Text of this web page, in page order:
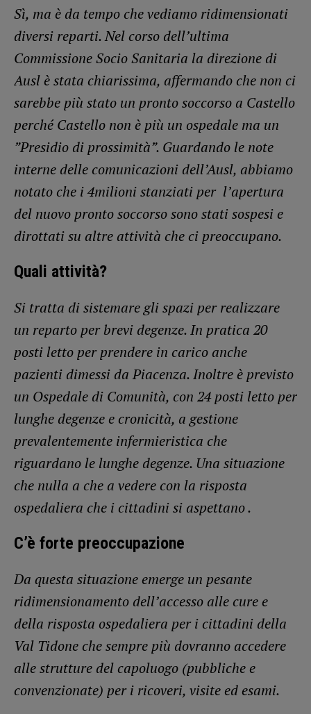
Sì, ma è da tempo che vediamo ridimensionati
diversi reparti. Nel corso dell’ultima
Commissione Socio Sanitaria la direzione di
Ausl è stata chiarissima, affermando che non ci
sarebbe più stato un pronto soccorso a Castello
perché Castello non è più un ospedale ma un
”Presidio di prossimità”. Guardando le note
interne delle comunicazioni dell’Ausl, abbiamo
notato che i 4milioni stanziati per l’apertura
del nuovo pronto soccorso sono stati sospesi e
dirottati su altre attività che ci preoccupano.
Quali attività?
Si tratta di sistemare gli spazi per realizzare
un reparto per brevi degenze. In pratica 20
posti letto per prendere in carico anche
pazienti dimessi da Piacenza. Inoltre è previsto
un Ospedale di Comunità, con 24 posti letto per
lunghe degenze e cronicità, a gestione
prevalentemente infermieristica che
riguardano le lunghe degenze. Una situazione
che nulla a che a vedere con la risposta
ospedaliera che i cittadini si aspettano .
C’è forte preoccupazione
Da questa situazione emerge un pesante
ridimensionamento dell’accesso alle cure e
della risposta ospedaliera per i cittadini della
Val Tidone che sempre più dovranno accedere
alle strutture del capoluogo (pubbliche e
convenzionate) per i ricoveri, visite ed esami.